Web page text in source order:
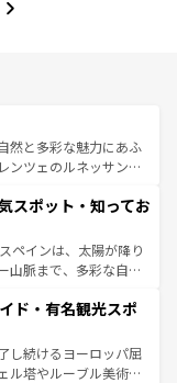
然と多彩な魅力にあふ
ンツェのルネッサンス
やアマルフィ海岸の絶
の合間には、本場の
料理を堪能することも
、すべての瞬間を楽し
ンツ一覧を参照してほ
スポット・知ってお
ペインは、太陽が降り
山脈まで、多彩な自然
フラメンコ、熱気あふ
活の一部となってい
囲気や、バルセロナの
古代ローマ遺跡や中世
ド・有名観光スポ
し続けるヨーロッパ屈
ル塔やルーブル美術館